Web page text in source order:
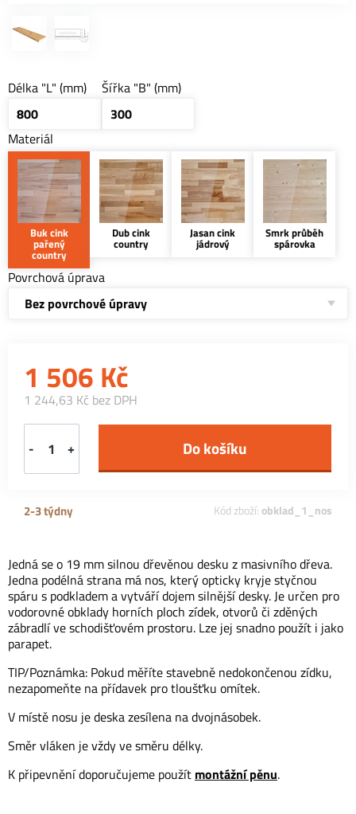
Délka "L" (mm) Šířka "B" (mm)
Materiál
Buk cink
pařený
country
Dub cink
country
Jasan cink
jádrový
Smrk průběh
spárovka
Povrchová úprava
Bez povrchové úpravy
1 506 Kč
1 244,63 Kč bez DPH
- +
2-3 týdny Kód zboží: obklad_1_nos
Jedná se o 19 mm silnou dřevěnou desku z masivního dřeva.
Jedna podélná strana má nos, který opticky kryje styčnou
spáru s podkladem a vytváří dojem silnější desky. Je určen pro
vodorovné obklady horních ploch zídek, otvorů či zděných
zábradlí ve schodišťovém prostoru. Lze jej snadno použít i jako
parapet.
TIP/Poznámka: Pokud měříte stavebně nedokončenou zídku,
nezapomeňte na přídavek pro tloušťku omítek.
V místě nosu je deska zesílena na dvojnásobek.
Směr vláken je vždy ve směru délky.
K připevnění doporučujeme použít montážní pěnu.